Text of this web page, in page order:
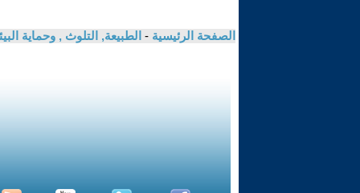
الصفحة الرئيسية - الطبيعة, التلوث , وحماية